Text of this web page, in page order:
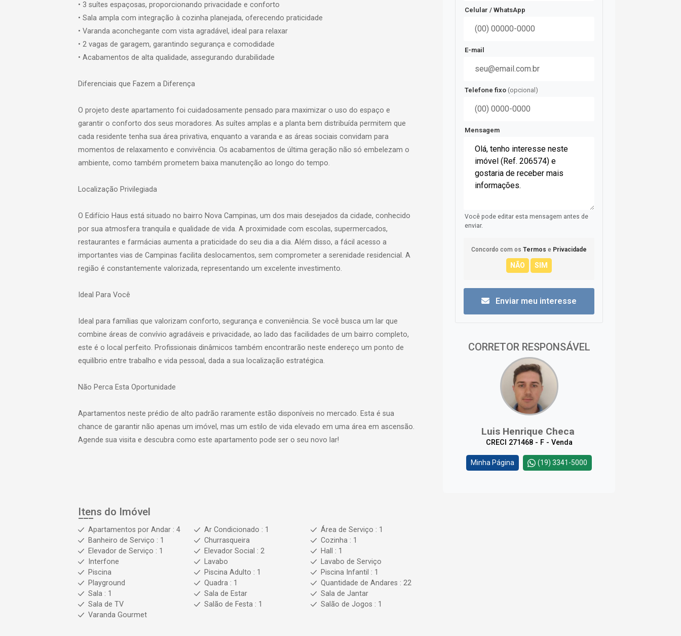
• 3 suítes espaçosas, proporcionando privacidade e conforto
• Sala ampla com integração à cozinha planejada, oferecendo praticidade
• Varanda aconchegante com vista agradável, ideal para relaxar
• 2 vagas de garagem, garantindo segurança e comodidade
• Acabamentos de alta qualidade, assegurando durabilidade
Diferenciais que Fazem a Diferença
O projeto deste apartamento foi cuidadosamente pensado para maximizar o uso do espaço e
garantir o conforto dos seus moradores. As suítes amplas e a planta bem distribuída permitem que
cada residente tenha sua área privativa, enquanto a varanda e as áreas sociais convidam para
momentos de relaxamento e convivência. Os acabamentos de última geração não só embelezam o
ambiente, como também prometem baixa manutenção ao longo do tempo.
Localização Privilegiada
O Edifício Haus está situado no bairro Nova Campinas, um dos mais desejados da cidade, conhecido
por sua atmosfera tranquila e qualidade de vida. A proximidade com escolas, supermercados,
restaurantes e farmácias aumenta a praticidade do seu dia a dia. Além disso, a fácil acesso a
importantes vias de Campinas facilita deslocamentos, sem comprometer a serenidade residencial. A
região é constantemente valorizada, representando um excelente investimento.
Ideal Para Você
Ideal para famílias que valorizam conforto, segurança e conveniência. Se você busca um lar que
combine áreas de convívio agradáveis e privacidade, ao lado das facilidades de um bairro completo,
este é o local perfeito. Profissionais dinâmicos também encontrarão neste endereço um ponto de
equilíbrio entre trabalho e vida pessoal, dada a sua localização estratégica.
Não Perca Esta Oportunidade
Apartamentos neste prédio de alto padrão raramente estão disponíveis no mercado. Esta é sua
chance de garantir não apenas um imóvel, mas um estilo de vida elevado em uma área em ascensão.
Agende sua visita e descubra como este apartamento pode ser o seu novo lar!
Itens do Imóvel
Apartamentos por Andar : 4 Ar Condicionado : 1
Área de Serviço : 1
Banheiro de Serviço : 1
Churrasqueira
Cozinha : 1
Elevador de Serviço : 1
Elevador Social : 2
Hall : 1
Interfone
Lavabo
Lavabo de Serviço
Piscina
Piscina Adulto : 1
Piscina Infantil : 1
Playground
Quadra : 1
Quantidade de Andares : 22
Sala : 1
Sala de Estar
Sala de Jantar
Sala de TV
Salão de Festa : 1
Salão de Jogos : 1
Varanda Gourmet
Celular / WhatsApp
E-mail
Telefone fixo (opcional)
Mensagem
Você pode editar esta mensagem antes de
enviar.
Concordo com os Termos e Privacidade
Enviar meu interesse
CORRETOR RESPONSÁVEL
Luis Henrique Checa
CRECI 271468 - F - Venda
Minha Página (19) 3341-5000